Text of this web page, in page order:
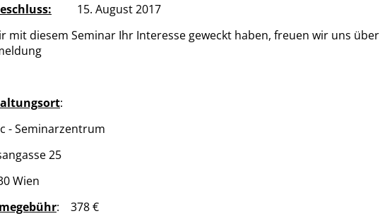
15. August 2017
mit diesem Seminar Ihr Interesse geweckt haben, freuen wir uns über
:
- Seminarzentrum
25
Wien
: 378 €